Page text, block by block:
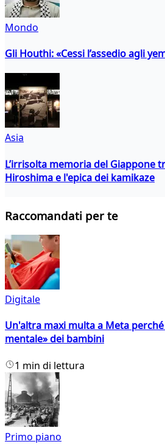
Mondo
Gli Houthi: «Cessi l’assedio agli
Asia
L’irrisolta memoria del Giappone
Hiroshima e l'epica dei kamikaze
Raccomandati per te
Digitale
Un'altra maxi multa a Meta
mentale» dei bambini
1 min di lettura
Primo piano